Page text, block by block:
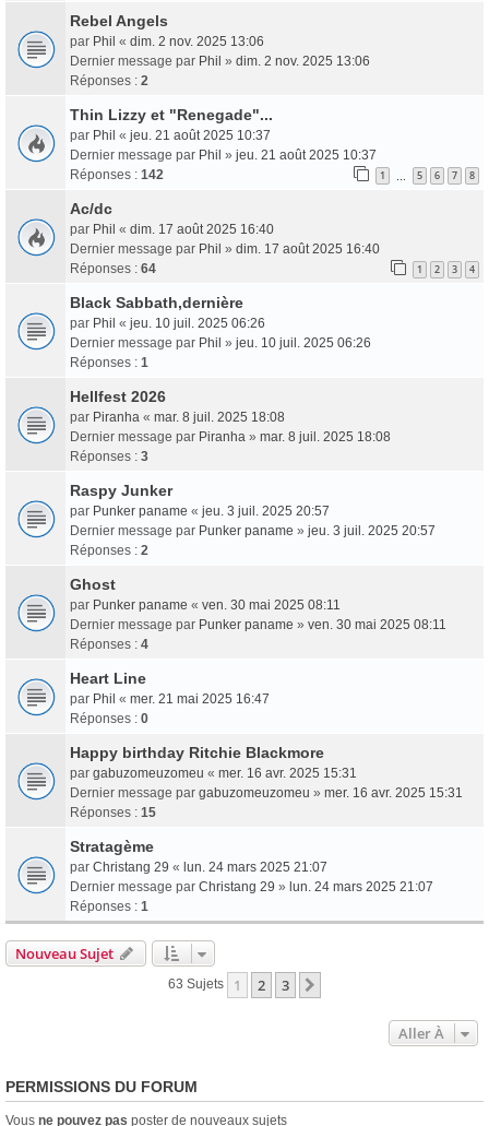
Rebel Angels
par Phil « dim. 2 nov. 2025 13:06
Dernier message par Phil » dim. 2 nov. 2025 13:06
Réponses : 2
Thin Lizzy et "Renegade"...
par Phil « jeu. 21 août 2025 10:37
Dernier message par Phil » jeu. 21 août 2025 10:37
Réponses : 142 1 5 6 7 8
Ac/dc
par Phil « dim. 17 août 2025 16:40
Dernier message par Phil » dim. 17 août 2025 16:40
Réponses : 64 1 2 3 4
Black Sabbath,dernière
par Phil « jeu. 10 juil. 2025 06:26
Dernier message par Phil » jeu. 10 juil. 2025 06:26
Réponses : 1
Hellfest 2026
par Piranha « mar. 8 juil. 2025 18:08
Dernier message par Piranha » mar. 8 juil. 2025 18:08
Réponses : 3
Raspy Junker
par Punker paname « jeu. 3 juil. 2025 20:57
Dernier message par Punker paname » jeu. 3 juil. 2025 20:57
Réponses : 2
Ghost
par Punker paname « ven. 30 mai 2025 08:11
Dernier message par Punker paname » ven. 30 mai 2025 08:11
Réponses : 4
Heart Line
par Phil « mer. 21 mai 2025 16:47
Réponses : 0
Happy birthday Ritchie Blackmore
par gabuzomeuzomeu « mer. 16 avr. 2025 15:31
Dernier message par gabuzomeuzomeu » mer. 16 avr. 2025 15:31
Réponses : 15
Stratagème
par Christang 29 « lun. 24 mars 2025 21:07
Dernier message par Christang 29 » lun. 24 mars 2025 21:07
Réponses : 1
Nouveau Sujet
63 Sujets 1 2 3
Aller À
PERMISSIONS DU FORUM
Vous ne pouvez pas poster de nouveaux sujets